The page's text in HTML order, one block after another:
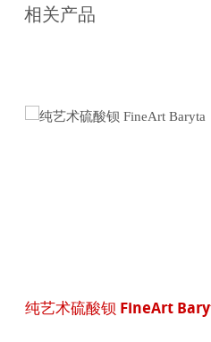
购
相关产品
纯艺术硫酸钡 FineArt